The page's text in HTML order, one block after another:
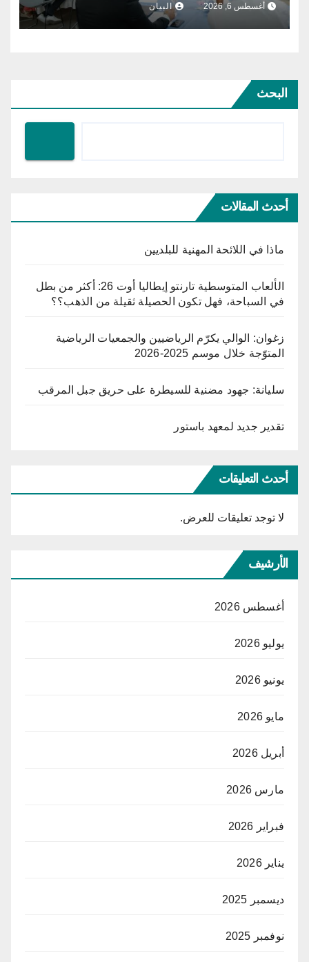
أغسطس 6, 2026 البيان
البحث
أحدث المقالات
ماذا في اللائحة المهنية للبلديين
الألعاب المتوسطية تارنتو إيطاليا أوت 26: أكثر من بطل
في السباحة، فهل تكون الحصيلة ثقيلة من الذهب؟؟
زغوان: الوالي يكرّم الرياضيين والجمعيات الرياضية
المتوّجة خلال موسم 2025-2026
سليانة: جهود مضنية للسيطرة على حريق جبل المرقب
تقدير جديد لمعهد باستور
أحدث التعليقات
لا توجد تعليقات للعرض.
الأرشيف
أغسطس 2026
يوليو 2026
يونيو 2026
مايو 2026
أبريل 2026
مارس 2026
فبراير 2026
يناير 2026
ديسمبر 2025
نوفمبر 2025